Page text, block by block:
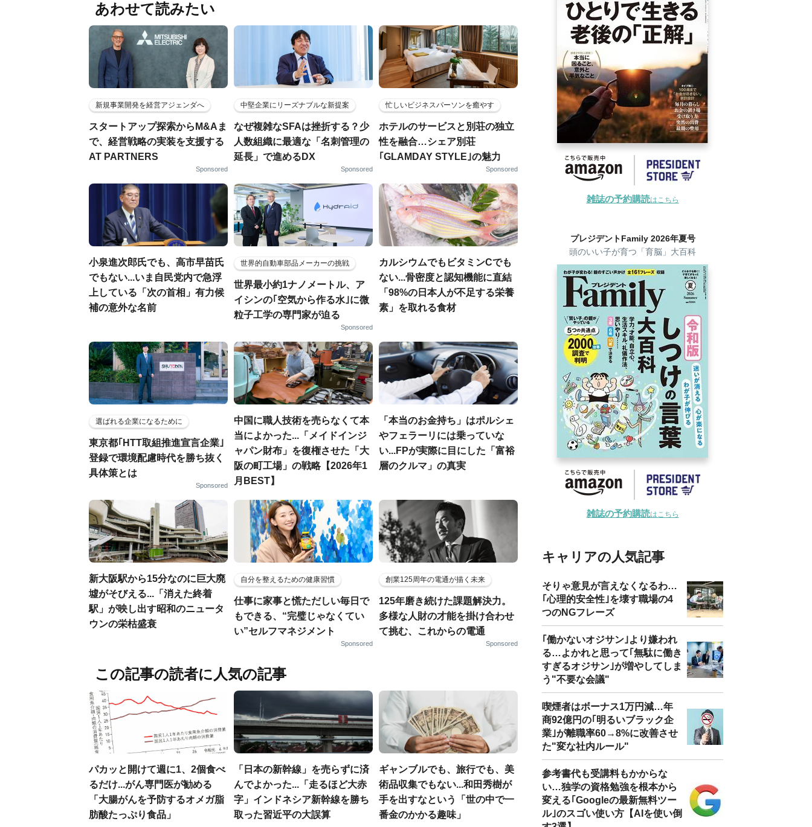
あわせて読みたい
新規事業開発を経営アジェンダへ
スタートアップ探索からM&Aま
で、経営戦略の実装を支援する
AT PARTNERS
Sponsored
中堅企業にリーズナブルな新提案
なぜ複雑なSFAは挫折する？少
人数組織に最適な「名刺管理の
延長」で進めるDX
Sponsored
忙しいビジネスパーソンを癒やす
ホテルのサービスと別荘の独立
性を融合…シェア別荘
｢GLAMDAY STYLE｣の魅力
Sponsored
小泉進次郎氏でも、高市早苗氏
でもない...いま自民党内で急浮
上している「次の首相」有力候
補の意外な名前
世界的自動車部品メーカーの挑戦
世界最小約1ナノメートル、ア
イシンの｢空気から作る水｣に微
粒子工学の専門家が迫る
Sponsored
カルシウムでもビタミンCでも
ない...骨密度と認知機能に直結
「98%の日本人が不足する栄養
素」を取れる食材
選ばれる企業になるために
東京都｢HTT取組推進宣言企業｣
登録で環境配慮時代を勝ち抜く
具体策とは
Sponsored
中国に職人技術を売らなくて本
当によかった...「メイドインジ
ャパン財布」を復権させた「大
阪の町工場」の戦略【2026年1
月BEST】
「本当のお金持ち」はポルシェ
やフェラーリには乗っていな
い...FPが実際に目にした「富裕
層のクルマ」の真実
新大阪駅から15分なのに巨大廃
墟がそびえる...「消えた終着
駅」が映し出す昭和のニュータ
ウンの栄枯盛衰
自分を整えるための健康習慣
仕事に家事と慌ただしい毎日で
もできる、“完璧じゃなくてい
い”セルフマネジメント
Sponsored
創業125周年の電通が描く未来
125年磨き続けた課題解決力。
多様な人財の才能を掛け合わせ
て挑む、これからの電通
Sponsored
この記事の読者に人気の記事
パカッと開けて週に1、2個食べ
るだけ...がん専門医が勧める
「大腸がんを予防するオメガ脂
肪酸たっぷり食品」
「日本の新幹線」を売らずに済
んでよかった...「走るほど大赤
字」インドネシア新幹線を勝ち
取った習近平の大誤算
ギャンブルでも、旅行でも、美
術品収集でもない...和田秀樹が
手を出すなという「世の中で一
番金のかかる趣味」
雑誌の予約購読はこちら
プレジデントFamily 2026年夏号
頭のいい子が育つ「育脳」大百科
雑誌の予約購読はこちら
キャリアの人気記事
そりゃ意見が言えなくなるわ…
｢心理的安全性｣を壊す職場の4
つのNGフレーズ
｢働かないオジサン｣より嫌われ
る…よかれと思って｢無駄に働き
すぎるオジサン｣が増やしてしま
う"不要な会議"
喫煙者はボーナス1万円減…年
商92億円の｢明るいブラック企
業｣が離職率60→8%に改善させ
た"変な社内ルール"
参考書代も受講料もかからな
い…独学の資格勉強を根本から
変える｢Googleの最新無料ツー
ル｣のスゴい使い方【AIを使い倒